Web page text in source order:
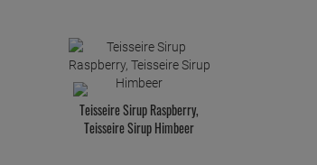
Teisseire Sirup Raspberry,
Teisseire Sirup Himbeer